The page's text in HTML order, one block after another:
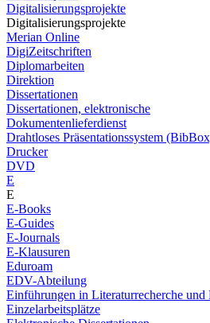
Digitalisierungsprojekte
Digitalisierungsprojekte
Merian Online
DigiZeitschriften
Diplomarbeiten
Direktion
Dissertationen
Dissertationen, elektronische
Dokumentenlieferdienst
Drahtloses Präsentationssystem
Drucker
DVD
E
E
E-Books
E-Guides
E-Journals
E-Klausuren
Eduroam
EDV-Abteilung
Einführungen in Literaturrecherche
Einzelarbeitsplätze